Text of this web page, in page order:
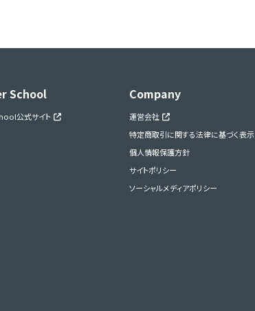
School
公式サイト
Company
運営会社
特定商取引に関する法律に基づく表示
個人情報保護方針
サイトポリシー
ソーシャルメディアポリシー